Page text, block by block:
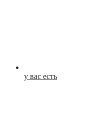
у вас есть